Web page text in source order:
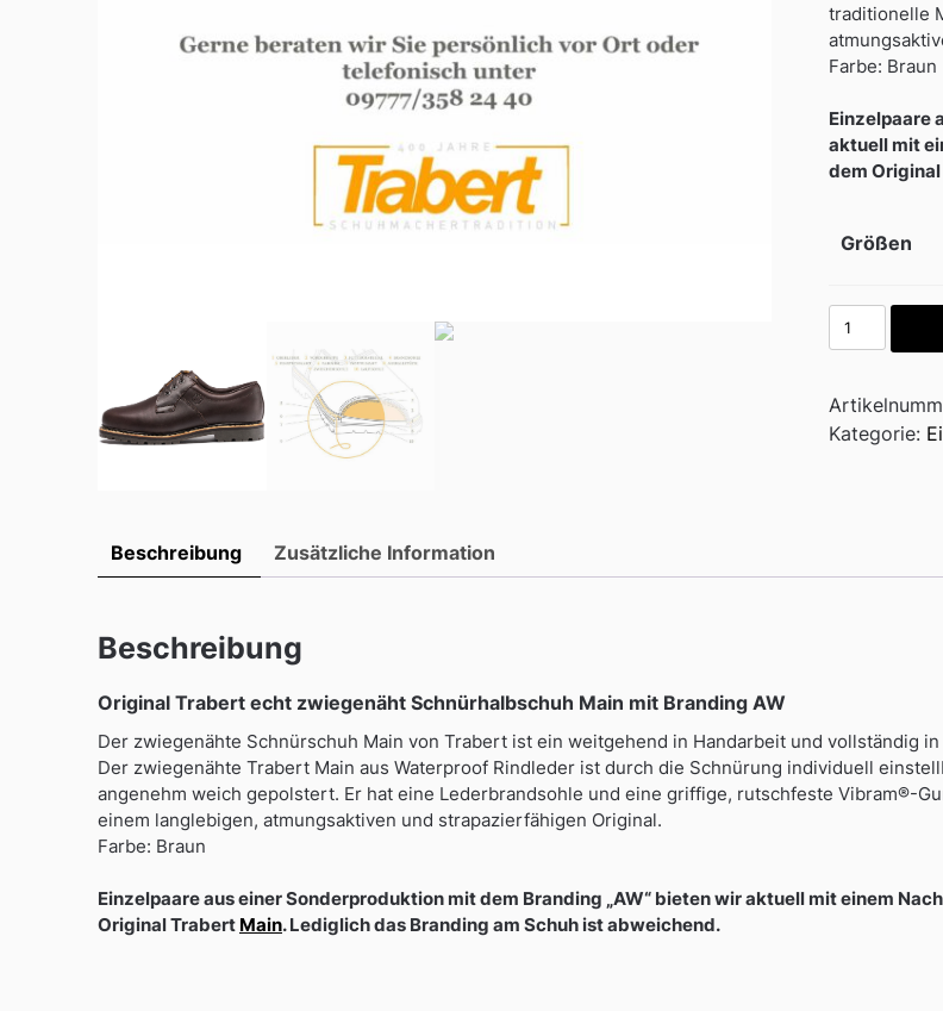
traditionelle
Farbe: Braun
Einzelpaare
aktuell mit
dem
Größen
Halbschuh
Main
AW
Menge
Kategorie:
Beschreibung Zusätzliche Information
Beschreibung
Original Trabert echt zwiegenäht Schnürhalbschuh Main mit Branding AW
Der zwiegenähte Schnürschuh Main von Trabert ist ein weitgehend in Handarbeit und vollständig
Der zwiegenähte Trabert Main aus Waterproof Rindleder ist durch die Schnürung individuell
angenehm weich gepolstert. Er hat eine Lederbrandsohle und eine griffige, rutschfeste Vibram®-
einem langlebigen, atmungsaktiven und strapazierfähigen Original.
Farbe: Braun
Einzelpaare aus einer Sonderproduktion mit dem Branding „AW“ bieten wir aktuell mit einem
Original Trabert Main. Lediglich das Branding am Schuh ist abweichend.